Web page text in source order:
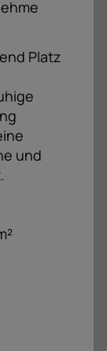
Platz
und